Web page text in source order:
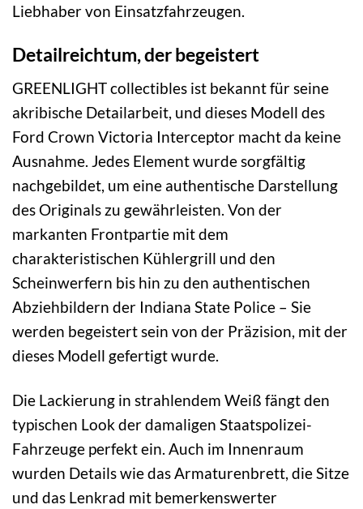
Liebhaber von Einsatzfahrzeugen.
Detailreichtum, der begeistert
GREENLIGHT collectibles ist bekannt für seine
akribische Detailarbeit, und dieses Modell des
Ford Crown Victoria Interceptor macht da keine
Ausnahme. Jedes Element wurde sorgfältig
nachgebildet, um eine authentische Darstellung
des Originals zu gewährleisten. Von der
markanten Frontpartie mit dem
charakteristischen Kühlergrill und den
Scheinwerfern bis hin zu den authentischen
Abziehbildern der Indiana State Police – Sie
werden begeistert sein von der Präzision, mit der
dieses Modell gefertigt wurde.
Die Lackierung in strahlendem Weiß fängt den
typischen Look der damaligen Staatspolizei-
Fahrzeuge perfekt ein. Auch im Innenraum
wurden Details wie das Armaturenbrett, die Sitze
und das Lenkrad mit bemerkenswerter